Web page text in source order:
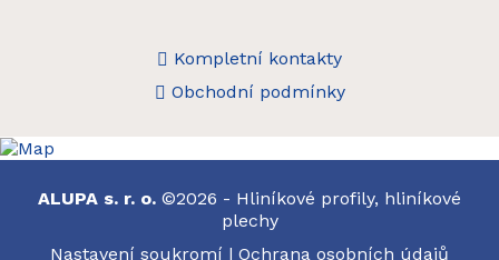
Kompletní kontakty
Obchodní podmínky
ALUPA s. r. o. ©2026 - Hliníkové profily, hliníkové
plechy
Nastavení soukromí | Ochrana osobních údajů